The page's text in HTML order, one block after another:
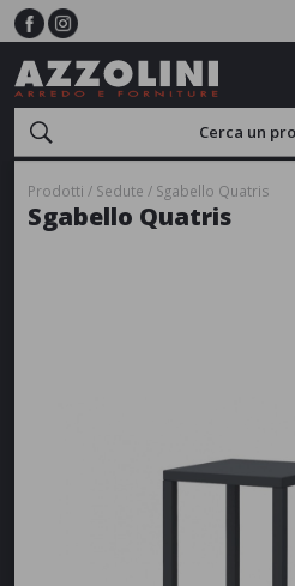
Prodotti Sedute Sgabello Quatris
Sgabello Quatris